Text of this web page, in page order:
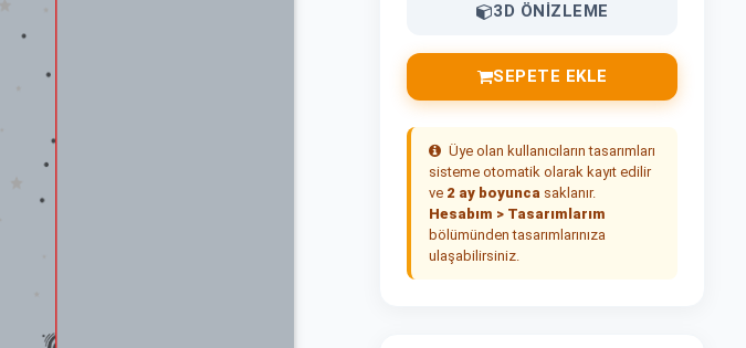
3D ÖNIZLEME
SEPETE EKLE
Üye olan kullanıcıların tasarımları
sisteme otomatik olarak kayıt edilir
ve 2 ay boyunca saklanır.
Hesabım > Tasarımlarım
bölümünden tasarımlarınıza
ulaşabilirsiniz.